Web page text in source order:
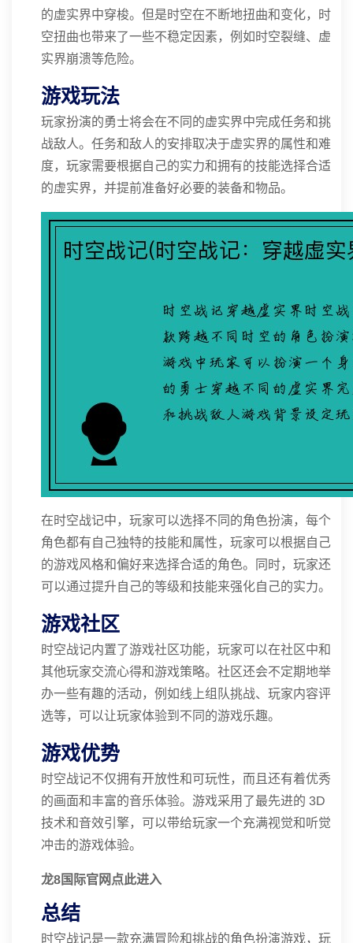
的虚实界中穿梭。但是时空在不断地扭曲和变化，时
空扭曲也带来了一些不稳定因素，例如时空裂缝、虚
实界崩溃等危险。
游戏玩法
玩家扮演的勇士将会在不同的虚实界中完成任务和挑
战敌人。任务和敌人的安排取决于虚实界的属性和难
度，玩家需要根据自己的实力和拥有的技能选择合适
的虚实界，并提前准备好必要的装备和物品。
在时空战记中，玩家可以选择不同的角色扮演，每个
角色都有自己独特的技能和属性，玩家可以根据自己
的游戏风格和偏好来选择合适的角色。同时，玩家还
可以通过提升自己的等级和技能来强化自己的实力。
游戏社区
时空战记内置了游戏社区功能，玩家可以在社区中和
其他玩家交流心得和游戏策略。社区还会不定期地举
办一些有趣的活动，例如线上组队挑战、玩家内容评
选等，可以让玩家体验到不同的游戏乐趣。
游戏优势
时空战记不仅拥有开放性和可玩性，而且还有着优秀
的画面和丰富的音乐体验。游戏采用了最先进的 3D
技术和音效引擎，可以带给玩家一个充满视觉和听觉
冲击的游戏体验。
龙8国际官网点此进入
总结
时空战记是一款充满冒险和挑战的角色扮演游戏，玩